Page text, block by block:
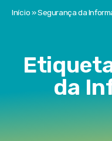
Início»Segurança da
da